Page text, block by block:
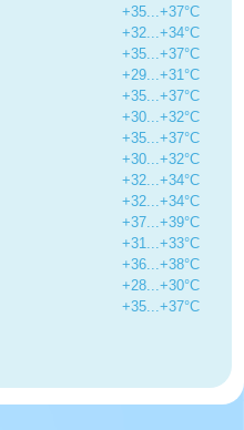
+35...+37°C
+32...+34°C
+35...+37°C
+29...+31°C
+35...+37°C
+30...+32°C
+35...+37°C
+30...+32°C
+32...+34°C
+32...+34°C
+37...+39°C
+31...+33°C
+36...+38°C
+28...+30°C
+35...+37°C